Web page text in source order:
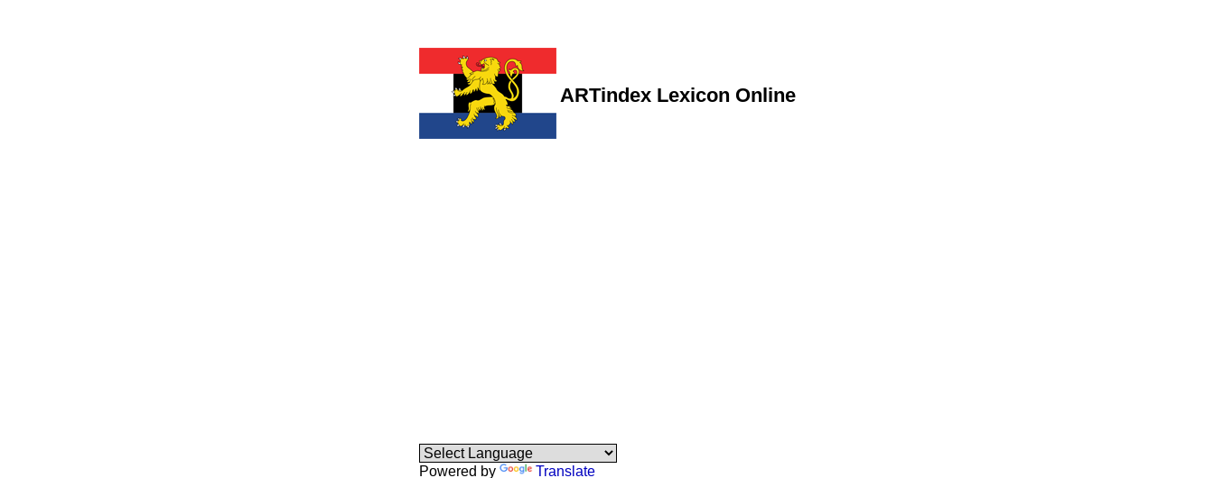
ARTindex Lexicon Online
Powered by Translate